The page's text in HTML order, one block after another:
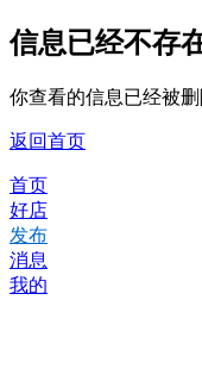
信息已经不存
你查看的信息已经被
返回首页
首页
好店
发布
消息
我的